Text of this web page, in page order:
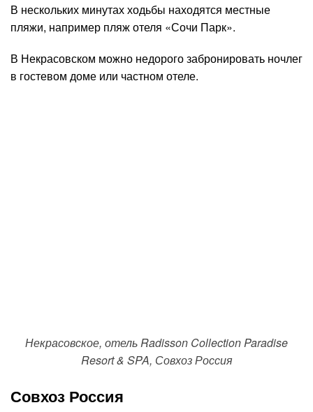
В нескольких минутах ходьбы находятся местные
пляжи, например пляж отеля «Сочи Парк».
В Некрасовском можно недорого забронировать ночлег
в гостевом доме или частном отеле.
Некрасовское, отель Radisson Collection Paradise
Resort & SPA, Совхоз Россия
Совхоз Россия